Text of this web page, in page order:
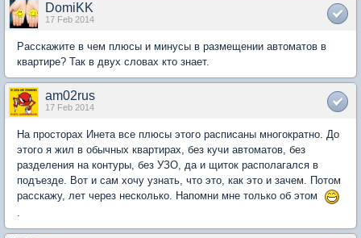
DomiKK
17 Feb 2014
Расскажите в чем плюсы и минусы в размещении автоматов в
квартире? Так в двух словах кто знает.
am02rus
17 Feb 2014
На просторах Инета все плюсы этого расписаны многократно. До
этого я жил в обычных квартирах, без кучи автоматов, без
разделения на контуры, без УЗО, да и щиток располагался в
подъезде. Вот и сам хочу узнать, что это, как это и зачем. Потом
расскажу, лет через несколько. Напомни мне только об этом